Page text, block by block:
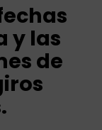
y las
de